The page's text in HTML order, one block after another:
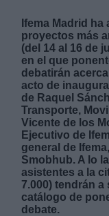
Ifema Madrid
proyectos más
(del 14 al 16 de
en el que
debatirán
acto de
de Raquel
Transporte,
Vicente de los
Ejecutivo de
general de
Smobhub. A lo
asistentes a la
7.000) tendrán
catálogo de
debate.
Derechos:
Información
link